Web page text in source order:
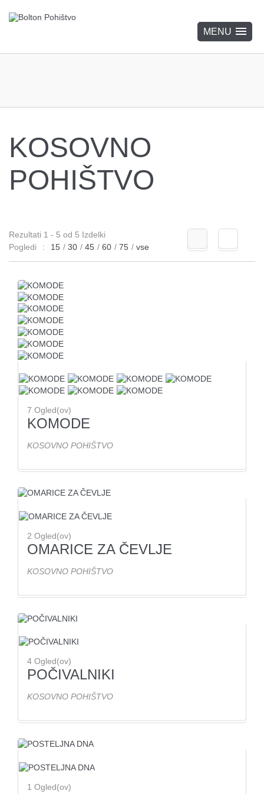
KOSOVNO
POHIŠTVO
Rezultati 1 - 5 od 5 Izdelki
Pogledi
: 15 / 30 / 45 / 60 / 75 / vse
7 Ogled(ov)
KOMODE
KOSOVNO POHIŠTVO
2 Ogled(ov)
OMARICE ZA ČEVLJE
KOSOVNO POHIŠTVO
4 Ogled(ov)
POČIVALNIKI
KOSOVNO POHIŠTVO
1 Ogled(ov)